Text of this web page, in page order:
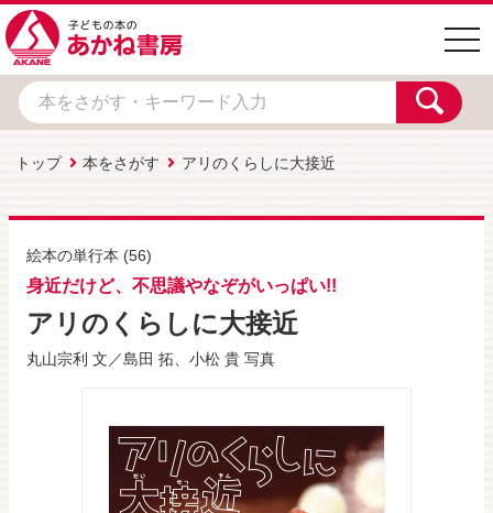
トップ 本をさがす アリのくらしに大接近
絵本の単行本 (56)
身近だけど、不思議やなぞがいっぱい!!
アリのくらしに大接近
丸山宗利 文／島田 拓 小松 貴 写真